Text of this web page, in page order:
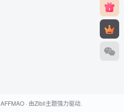
AFFMAO· 由Zibll主题强力驱动.